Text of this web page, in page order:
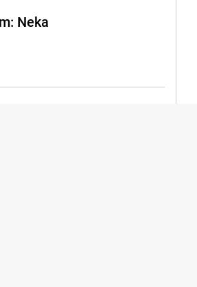
Neka